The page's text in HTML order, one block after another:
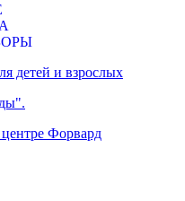
детей и взрослых
Форвард